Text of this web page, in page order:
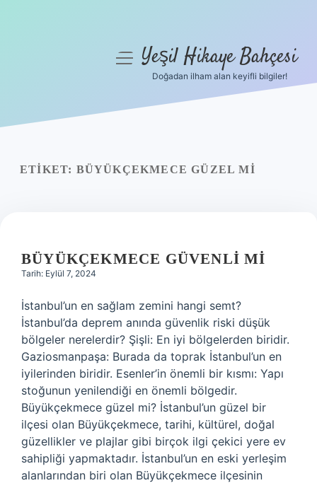
Yasal Uyarı
menüyüYeşil Hikaye Bahçesi
Doğadan ilham alan keyifli bilgiler!
ETIKET: BÜYÜKÇEKMECE GÜZEL MI
BÜYÜKÇEKMECE GÜVENLI MI
Tarih: Eylül 7, 2024
İstanbul’un en sağlam zemini hangi semt?
İstanbul’da deprem anında güvenlik riski düşük
bölgeler nerelerdir? Şişli: En iyi bölgelerden biridir.
Gaziosmanpaşa: Burada da toprak İstanbul’un en
iyilerinden biridir. Esenler’in önemli bir kısmı: Yapı
stoğunun yenilendiği en önemli bölgedir.
Büyükçekmece güzel mi? İstanbul’un güzel bir
ilçesi olan Büyükçekmece, tarihi, kültürel, doğal
güzellikler ve plajlar gibi birçok ilgi çekici yere ev
sahipliği yapmaktadır. İstanbul’un en eski yerleşim
alanlarından biri olan Büyükçekmece ilçesinin